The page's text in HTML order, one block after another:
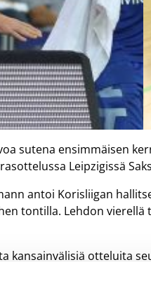
sutena ensimmäisen
Leipzigissä
antoi Korisliigan
tontilla. Lehdon
kansainvälisiä otteluita
Lehto luonnehtii.